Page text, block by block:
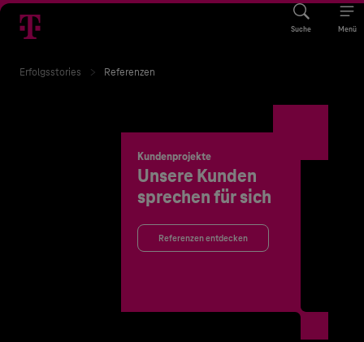
Suche Menü
Erfolgsstories Referenzen
Kundenprojekte
Unsere Kunden
sprechen für sich
Referenzen entdecken